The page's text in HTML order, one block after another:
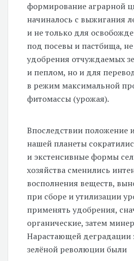
формирование аграрной
начиналось с выжигания
и не только для
под посевы и пастбища,
удобрения отчуждаемых
и пеплом, но и для
в режим максимальной
фитомассы (урожая).
Впоследствии положение
нашей планеты
и экстенсивные формы
хозяйства сменились
восполнения веществ,
при сборе и утилизации
применять удобрения,
органические, затем
Нарастающей деградации
зелёной революции были